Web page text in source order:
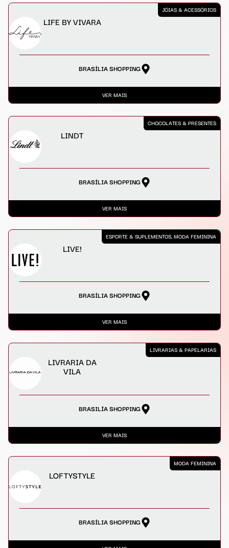
JÓIAS & ACESSÓRIOS
LIFE BY VIVARA
BRASÍLIA SHOPPING
VER MAIS
CHOCOLATES & PRESENTES
LINDT
BRASÍLIA SHOPPING
VER MAIS
ESPORTE & SUPLEMENTOS, MODA FEMININA
LIVE!
BRASÍLIA SHOPPING
VER MAIS
LIVRARIAS & PAPELARIAS
LIVRARIA DA
VILA
BRASILÍA SHOPPING
VER MAIS
MODA FEMININA
LOFTYSTYLE
BRASÍLIA SHOPPING